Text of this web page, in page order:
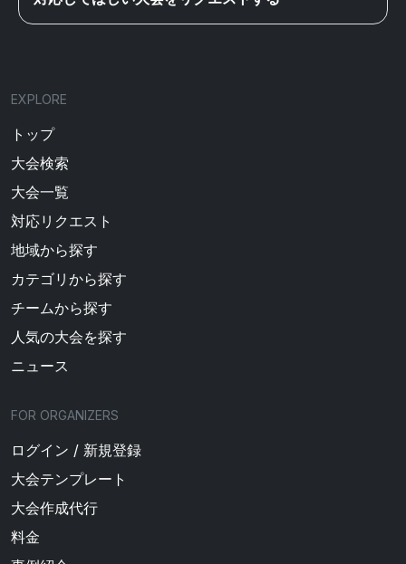
EXPLORE
トップ
大会検索
大会一覧
対応リクエスト
地域から探す
カテゴリから探す
チームから探す
人気の大会を探す
ニュース
FOR ORGANIZERS
ログイン / 新規登録
大会テンプレート
大会作成代行
料金